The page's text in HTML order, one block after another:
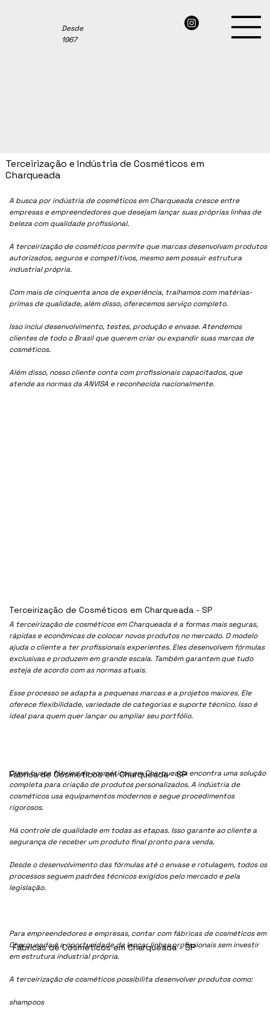
Desde
1967
A busca por indústria de cosméticos emCharqueada cresce entre
empresas e empreendedores que desejam lançar suas próprias linhas de
beleza com qualidade profissional.
A terceirização de cosméticos permite que marcas desenvolvam produtos
autorizados, seguros e competitivos, mesmo sem possuir estrutura
industrial própria.
Com mais de cinquenta anos de experiência, tralhamos com matérias-
primas de qualidade, além disso, oferecemos serviço completo.
Isso inclui desenvolvimento, testes, produção e envase. Atendemos
clientes de todo o Brasil que querem criar ou expandir suas marcas de
cosméticos.
Além disso, nosso cliente conta com profissionais capacitados, que
atende as normas da ANVISA e reconhecida nacionalmente.
A terceirização de cosméticos em Charqueada é a formas mais seguras,
rápidas e econômicas de colocar novos produtos no mercado. O modelo
ajuda o cliente a ter profissionais experientes. Eles desenvolvem fórmulas
exclusivas e produzem em grande escala. Também garantem que tudo
esteja de acordo com as normas atuais.
Esse processo se adapta a pequenas marcas e a projetos maiores. Ele
oferece flexibilidade, variedade de categorias e suporte técnico. Isso é
ideal para quem quer lançar ou ampliar seu portfólio.
Quem busca fábrica de cosméticos em Charqueada encontra uma solução
completa para criação de produtos personalizados. A indústria de
cosméticos usa equipamentos modernos e segue procedimentos
rigorosos.
Há controle de qualidade em todas as etapas. Isso garante ao cliente a
segurança de receber um produto final pronto para venda.
Desde o desenvolvimento das fórmulas até o envase e rotulagem, todos os
processos seguem padrões técnicos exigidos pelo mercado e pela
legislação.
Para empreendedores e empresas, contar com fábricas de cosméticos em
Charqueada é a oportunidade de lançar linhas profissionais sem investir
em estrutura industrial própria.
A terceirização de cosméticos possibilita desenvolver produtos como:
shampoos
Terceirização e Indústria de Cosméticos em
Charqueada
Fábrica de Cosméticos em Charqueada - SP
Terceirização de Cosméticos em Charqueada - SP
Fábricas de Cosméticos em Charqueada - SP